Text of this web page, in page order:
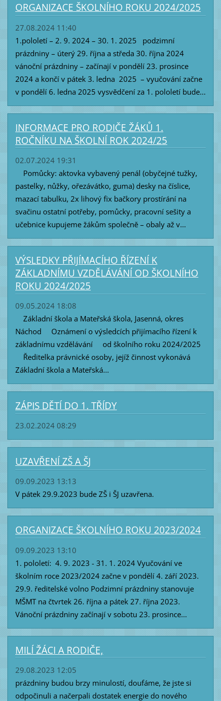
ORGANIZACE ŠKOLNÍHO ROKU 2024/2025
27.08.2024 11:40
1.pololetí – 2. 9. 2024 – 30. 1. 2025 podzimní
prázdniny – úterý 29. října a středa 30. října 2024
vánoční prázdniny – začínají v pondělí 23. prosince
2024 a končí v pátek 3. ledna 2025 – vyučování začne
v pondělí 6. ledna 2025 vysvědčení za 1. pololetí bude...
INFORMACE PRO RODIČE ŽÁKŮ 1.
ROČNÍKU NA ŠKOLNÍ ROK 2024/25
02.07.2024 19:31
Pomůcky: aktovka vybavený penál (obyčejné tužky,
pastelky, nůžky, ořezávátko, guma) desky na číslice,
mazací tabulku, 2x lihový fix bačkory prostírání na
svačinu ostatní potřeby, pomůcky, pracovní sešity a
učebnice kupujeme žákům společně – obaly až v...
VÝSLEDKY PŘIJÍMACÍHO ŘÍZENÍ K
ZÁKLADNÍMU VZDĚLÁVÁNÍ OD ŠKOLNÍHO
ROKU 2024/2025
09.05.2024 18:08
Základní škola a Mateřská škola, Jasenná, okres
Náchod Oznámení o výsledcích přijímacího řízení k
základnímu vzdělávání od školního roku 2024/2025
Ředitelka právnické osoby, jejíž činnost vykonává
Základní škola a Mateřská...
ZÁPIS DĚTÍ DO 1. TŘÍDY
23.02.2024 08:29
UZAVŘENÍ ZŠ A ŠJ
09.09.2023 13:13
V pátek 29.9.2023 bude ZŠ i ŠJ uzavřena.
ORGANIZACE ŠKOLNÍHO ROKU 2023/2024
09.09.2023 13:10
1. pololetí: 4. 9. 2023 - 31. 1. 2024 Vyučování ve
školním roce 2023/2024 začne v pondělí 4. září 2023.
29.9. ředitelské volno Podzimní prázdniny stanovuje
MŠMT na čtvrtek 26. října a pátek 27. října 2023.
Vánoční prázdniny začínají v sobotu 23. prosince...
MILÍ ŽÁCI A RODIČE,
29.08.2023 12:05
prázdniny budou brzy minulostí, doufáme, že jste si
odpočinuli a načerpali dostatek energie do nového